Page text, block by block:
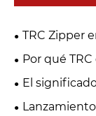
TRC Zipper
exposición
Por qué
de nailon
cremalleras
El
compromiso